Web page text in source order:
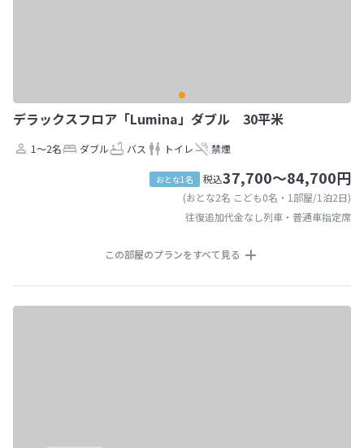
デラックスフロア「Lumina」ダブル 30平米
1～2名 ダブル バス トイレ 禁煙
おとな1名 税込37,700～84,700円
(おとな2名 こども0名・1部屋/1泊2日)
往復追加代金なし列車・普通車指定席
この部屋のプランをすべて見る